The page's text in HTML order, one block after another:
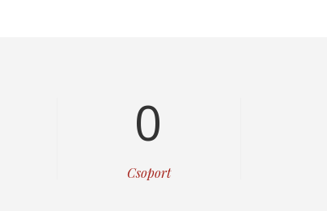
0
Csoport